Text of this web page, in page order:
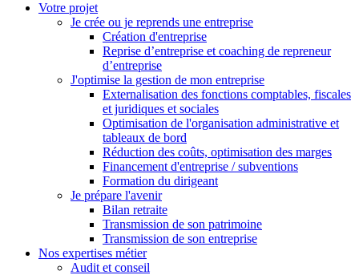
Votre projet
Je crée ou je reprends une entreprise
Création d'entreprise
Reprise d’entreprise et coaching de repreneur
d’entreprise
J'optimise la gestion de mon entreprise
Externalisation des fonctions comptables, fiscales
et juridiques et sociales
Optimisation de l'organisation administrative et
tableaux de bord
Réduction des coûts, optimisation des marges
Financement d'entreprise / subventions
Formation du dirigeant
Je prépare l'avenir
Bilan retraite
Transmission de son patrimoine
Transmission de son entreprise
Nos expertises métier
Audit et conseil